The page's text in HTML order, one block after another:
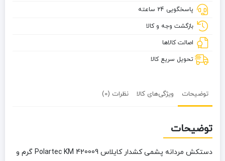
Polartec
KM
پاسخگویی 24 ساعته
بازگشت وجه و کالا
اصالت کالاها
تحویل سریع کالا
توضیحات ویژگی‌های کالا نظرات (0)
توضیحات
دستکش مردانه پشمی کشدار کایلاس Polartec KM 420009 گرم و